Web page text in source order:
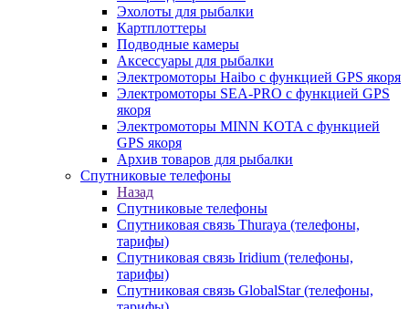
Эхолоты для рыбалки
Картплоттеры
Подводные камеры
Аксессуары для рыбалки
Электромоторы Haibo с функцией GPS якоря
Электромоторы SEA-PRO с функцией GPS
якоря
Электромоторы MINN KOTA с функцией
GPS якоря
Архив товаров для рыбалки
Спутниковые телефоны
Назад
Спутниковые телефоны
Спутниковая связь Thuraya (телефоны,
тарифы)
Спутниковая связь Iridium (телефоны,
тарифы)
Спутниковая связь GlobalStar (телефоны,